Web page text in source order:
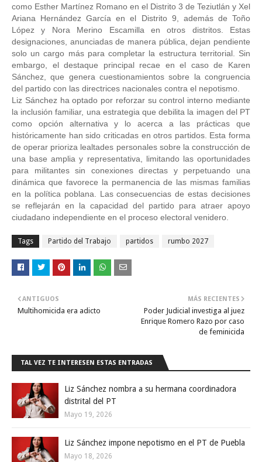
como Esther Martínez Romano en el Distrito 3 de Teziutlán y Xel
Ariana Hernández García en el Distrito 9, además de Toño
López y Nora Merino Escamilla en otros distritos. Estas
designaciones, anunciadas de manera pública, dejan pendiente
solo un cargo más para completar la estructura territorial. Sin
embargo, el destaque principal recae en el caso de Karen
Sánchez, que genera cuestionamientos sobre la congruencia
del partido con las directrices nacionales contra el nepotismo.
Liz Sánchez ha optado por reforzar su control interno mediante
la inclusión familiar, una estrategia que debilita la imagen del PT
como opción alternativa y lo acerca a las prácticas que
históricamente han sido criticadas en otros partidos. Esta forma
de operar prioriza lealtades personales sobre la construcción de
una base amplia y representativa, limitando las oportunidades
para militantes sin conexiones directas y perpetuando una
dinámica que favorece la permanencia de las mismas familias
en la política poblana. Las consecuencias de estas decisiones
se reflejarán en la capacidad del partido para atraer apoyo
ciudadano independiente en el proceso electoral venidero.
Tags Partido del Trabajo partidos rumbo 2027
MÁS RECIENTES
Poder Judicial investiga al juez
Enrique Romero Razo por caso
de feminicida
ANTIGUOS
Multihomicida era adicto
TAL VEZ TE INTERESEN ESTAS ENTRADAS
Liz Sánchez nombra a su hermana coordinadora
distrital del PT
Mayo 19, 2026
Liz Sánchez impone nepotismo en el PT de Puebla
Mayo 18, 2026